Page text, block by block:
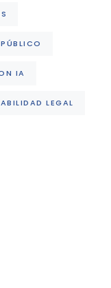
IA
LEGAL